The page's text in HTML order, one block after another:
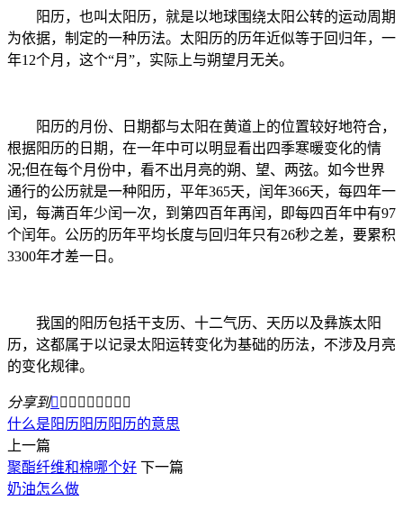
阳历，也叫太阳历，就是以地球围绕太阳公转的运动周期
为依据，制定的一种历法。太阳历的历年近似等于回归年，一
年12个月，这个“月”，实际上与朔望月无关。
阳历的月份、日期都与太阳在黄道上的位置较好地符合，
根据阳历的日期，在一年中可以明显看出四季寒暖变化的情
况;但在每个月份中，看不出月亮的朔、望、两弦。如今世界
通行的公历就是一种阳历，平年365天，闰年366天，每四年一
闰，每满百年少闰一次，到第四百年再闰，即每四百年中有97
个闰年。公历的历年平均长度与回归年只有26秒之差，要累积
3300年才差一日。
我国的阳历包括干支历、十二气历、天历以及彝族太阳
历，这都属于以记录太阳运转变化为基础的历法，不涉及月亮
的变化规律。
分享到        
什么是阳历 阳历 阳历的意思
上一篇
聚酯纤维和棉哪个好 下一篇
奶油怎么做